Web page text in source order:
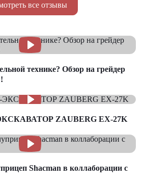
все отзывы
технике? Обзор на грейдер
ZAUBERG EX-27K
Shacman в коллаборации с